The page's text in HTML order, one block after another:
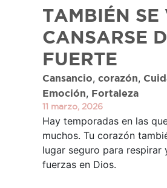
TAMBIÉN SE
CANSARSE
FUERTE
Cansancio, corazón,
Emoción, Fortaleza
11 marzo, 2026
Hay temporadas en las
muchos. Tu corazón
lugar seguro para respirar
fuerzas en Dios.